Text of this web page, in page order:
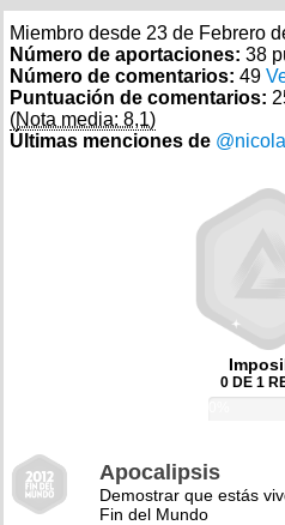
Miembro desde 23 de Febrero
Número de aportaciones: 38
Número de comentarios: 49
Puntuación de comentarios:
(Nota media: 8,1)
Últimas menciones de
0 DE 1
Apocalipsis
Demostrar que estás
Fin del Mundo